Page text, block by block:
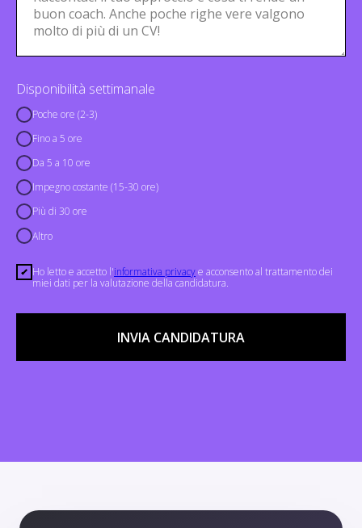
Disponibilità settimanale
Poche ore (2-3)
Fino a 5 ore
Da 5 a 10 ore
Impegno costante (15-30 ore)
Più di 30 ore
Altro
Ho letto e accetto l'informativa privacye acconsento al trattamento dei
miei dati per la valutazione della candidatura.
INVIA CANDIDATURA